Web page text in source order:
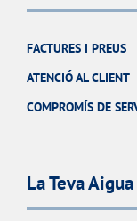
FACTURES I PREUS
ATENCIÓ AL CLIENT
COMPROMÍS DE
La Teva Aigua